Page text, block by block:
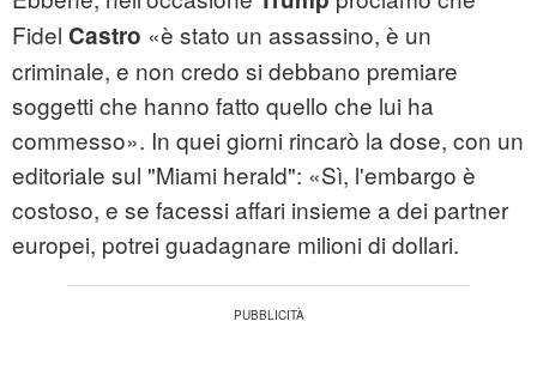
Fidel Castro «è stato un assassino, è un
criminale, e non credo si debbano premiare
soggetti che hanno fatto quello che lui ha
commesso». In quei giorni rincarò la dose, con un
editoriale sul "Miami herald": «Sì, l'embargo è
costoso, e se facessi affari insieme a dei partner
europei, potrei guadagnare milioni di dollari.